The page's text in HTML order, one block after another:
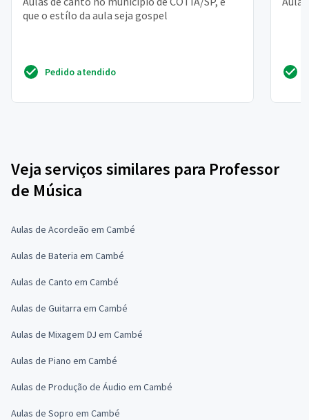
que o estílo da aula seja gospel
Pedido atendido
Veja serviços similares para Professor
de Música
Aulas de Acordeão em Cambé
Aulas de Bateria em Cambé
Aulas de Canto em Cambé
Aulas de Guitarra em Cambé
Aulas de Mixagem DJ em Cambé
Aulas de Piano em Cambé
Aulas de Produção de Áudio em Cambé
Aulas de Sopro em Cambé